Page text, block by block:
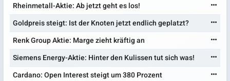
Rheinmetall-Aktie: Ab jetzt geht es los!
Goldpreis steigt: Ist der Knoten jetzt endlich geplatzt?
Renk Group Aktie: Marge zieht kräftig an
Siemens Energy-Aktie: Hinter den Kulissen tut sich was!
Cardano: Open Interest steigt um 380 Prozent